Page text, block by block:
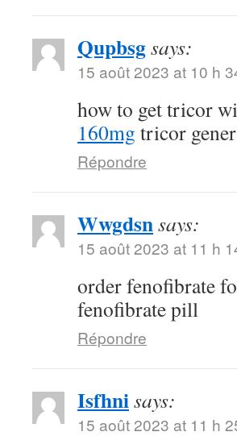
Qupbsgsays:
15 août 2023 at 10 h
how to get tricor
160mg tricor
Répondre
Wwgdsnsays:
15 août 2023 at 11 h
order fenofibrate
fenofibrate pill
Répondre
Isfhnisays:
15 août 2023 at 11 h